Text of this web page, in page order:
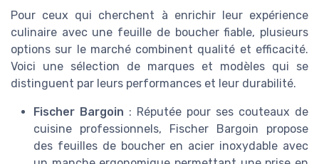
Pour ceux qui cherchent à enrichir leur expérience
culinaire avec une feuille de boucher fiable, plusieurs
options sur le marché combinent qualité et efficacité.
Voici une sélection de marques et modèles qui se
distinguent par leurs performances et leur durabilité.
Fischer Bargoin : Réputée pour ses couteaux de
cuisine professionnels, Fischer Bargoin propose
des feuilles de boucher en acier inoxydable avec